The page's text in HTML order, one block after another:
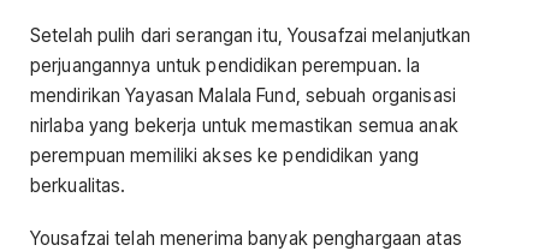
Setelah pulih dari serangan itu, Yousafzai melanjutkan
perjuangannya untuk pendidikan perempuan. Ia
mendirikan Yayasan Malala Fund, sebuah organisasi
nirlaba yang bekerja untuk memastikan semua anak
perempuan memiliki akses ke pendidikan yang
berkualitas.
Yousafzai telah menerima banyak penghargaan atas